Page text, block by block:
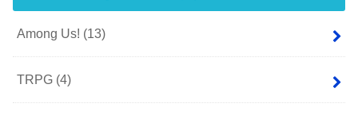
Among Us! (13)
TRPG (4)